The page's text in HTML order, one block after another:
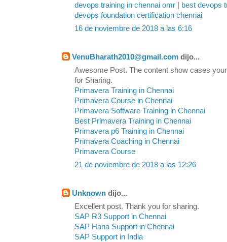
devops training in chennai omr
best devops
devops foundation certification chennai
16 de noviembre de 2018 a las 6:16
VenuBharath2010@gmail.com dijo...
Awesome Post. The content show cases
for Sharing.
Primavera Training in Chennai
Primavera Course in Chennai
Primavera Software Training in Chennai
Best Primavera Training in Chennai
Primavera p6 Training in Chennai
Primavera Coaching in Chennai
Primavera Course
21 de noviembre de 2018 a las 12:26
Unknown dijo...
Excellent post. Thank you for sharing.
SAP R3 Support in Chennai
SAP Hana Support in Chennai
SAP Support in India